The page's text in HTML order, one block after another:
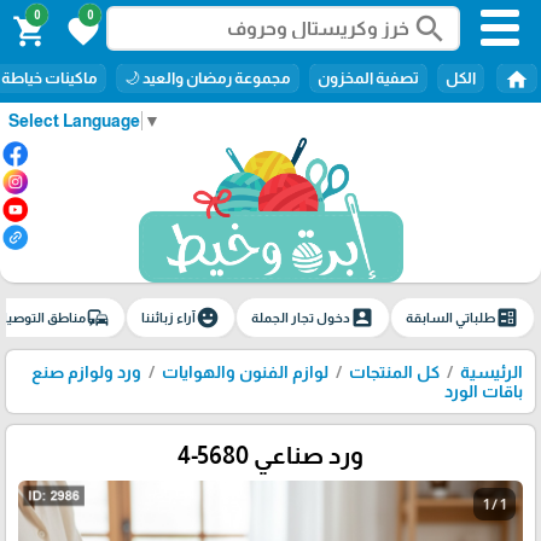
Select Language ▼
search
0
favorite
0
shopping_cart
home الكل تصفية المخزون مجموعة رمضان والعيد 🌙 ماكينات خياطة
ballotطلباتي السابقة account_boxدخول تجار الجملة emoji_emotionsآراء زبائننا commuteمناطق
الرئيسية كل المنتجات لوازم الفنون والهوايات
ورد ولوازم صنع
باقات الورد
ورد صناعي 5680-4
1 / 1